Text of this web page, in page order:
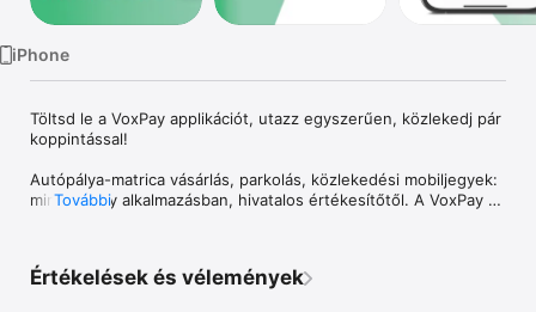
iPhone
Töltsd le a VoxPay applikációt, utazz egyszerűen, közlekedj pár
koppintással!
Autópálya-matrica vásárlás, parkolás, közlekedési mobiljegyek:
minden egy alkalmazásban, hivatalos értékesítőtől. A VoxPay
kényelmes, gyors és egyszerű megoldásokat.
További
Értékelések és vélemények